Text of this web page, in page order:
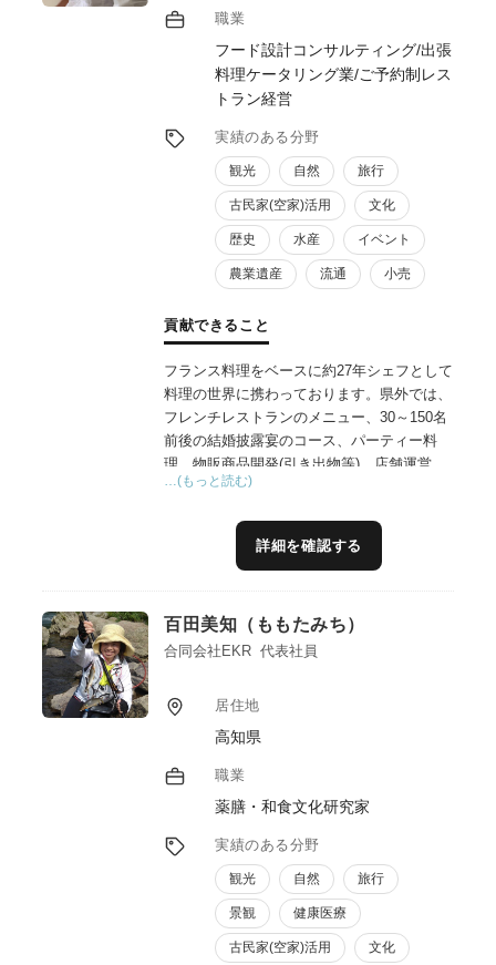
ージャー1級、プラクティショナー（インタ
ーナルブランディング）の資格を活用したブ
ランディングの支援も行ってまいります。
職業
フード設計コンサルティング/出張
料理ケータリング業/ご予約制レス
トラン経営
実績のある分野
観光 自然 旅行
古民家(空家)活用 文化
歴史 水産 イベント
農業遺産 流通 小売
貢献できること
フランス料理をベースに約27年シェフとして
料理の世界に携わっております。県外では、
フレンチレストランのメニュー、30～150名
前後の結婚披露宴のコース、パーティー料
理、物販商品開発(引き出物等)、店舗運営、
全国約40店舗の監修、各都道府県生産者様と
ました。＊生産者様をお招きをして食事会も
幾度と開催してきました。現在、沖縄本島を
レーション含め)、生産者様の食材を商品開
発(物販、飲食等)に携わっております。その
出事業アドバイザーとして生産者様と飲食店
をつなげるイベントやキッチンカー試食付き
産地ツアー、沖縄の魅力発信、継承等を行っ
ております。食の大切さ、食を通じて地域、
社会にこの経験を活かしたい、お役に立ちた
いと考えております。
…(もっと読む)
詳細を確認する
百田美知（ももたみち）
合同会社EKR 代表社員
居住地
高知県
職業
薬膳・和食文化研究家
実績のある分野
観光 自然 旅行
景観 健康医療
古民家(空家)活用 文化